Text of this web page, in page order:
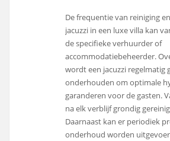
De frequentie van reiniging
jacuzzi in een luxe villa kan
de specifieke verhuurder of
accommodatiebeheerder.
wordt een jacuzzi regelmatig
onderhouden om optimale
garanderen voor de gasten.
na elk verblijf grondig
Daarnaast kan er periodiek
onderhoud worden